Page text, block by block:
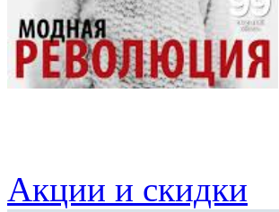
Акции и скидки